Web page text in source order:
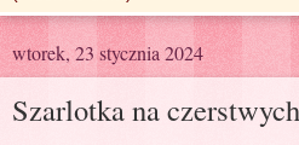
wtorek, 23 stycznia 2024
Szarlotka na